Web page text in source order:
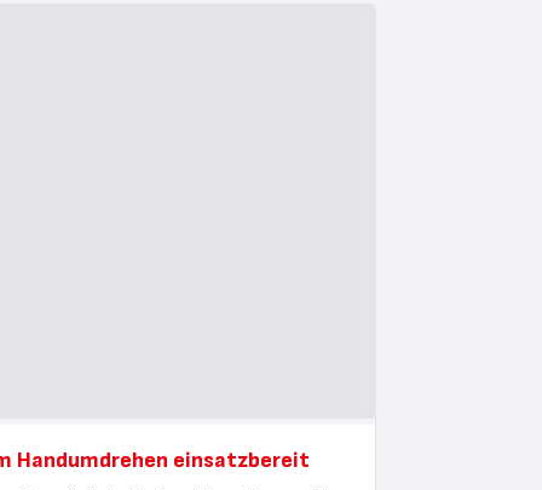
Handumdrehen einsatzbereit